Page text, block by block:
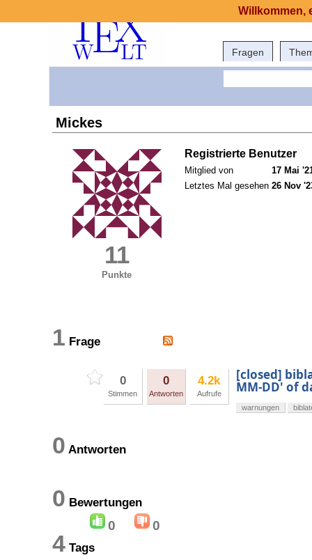
Fragen
Mickes
11
Punkte
Registrierte Benutzer
Mitglied von
17 Mai
Letztes Mal gesehen 26 Nov
1 Frage
0
Stimmen
0
Antworten
4.2k
Aufrufe
[closed]
MM-DD' of
warnungen
0 Antworten
0 Bewertungen
0 0
4 Tags
Willkommen,